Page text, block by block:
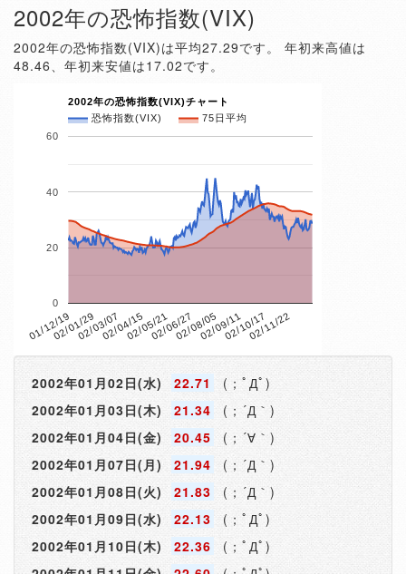
2002年の恐怖指数(VIX)
2002年の恐怖指数(VIX)は平均27.29です。 年初来高値は
48.46、年初来安値は17.02です。
2002年の恐怖指数(VIX)チャート
恐怖指数(VIX)
75日平均
01/12/1902/01/2902/03/0702/04/1502/05/2102/06/2702/08/0502/09/1102/10/1702/11/22
0
20
40
60
2002年01月02日(水) 22.71
(；ﾟДﾟ)
2002年01月03日(木)
21.34
(；´Д｀)
2002年01月04日(金)
20.45
(；´∀｀)
2002年01月07日(月)
21.94
(；´Д｀)
2002年01月08日(火)
21.83
(；´Д｀)
2002年01月09日(水)
22.13
(；ﾟДﾟ)
2002年01月10日(木)
22.36
(；ﾟДﾟ)